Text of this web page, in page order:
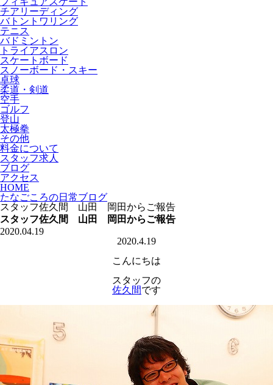
チアリーディング
バトントワリング
テニス
バドミントン
トライアスロン
スケートボード
スノーボード・スキー
卓球
柔道・剣道
空手
ゴルフ
登山
太極拳
その他
料金について
スタッフ求人
ブログ
アクセス
HOME
たなごころの日常ブログ
スタッフ佐久間 山田 岡田からご報告
スタッフ佐久間 山田 岡田からご報告
2020.04.19
2020.4.19
こんにちは
スタッフの
佐久間です